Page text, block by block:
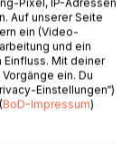
otkriva kako
svesno
feedback,
meta
bi citalac razvio
Auf unserer Seite
ein (Video-
und ein
Mit deiner
ein. Du
Einstellungen“)
BoD-Impressum)